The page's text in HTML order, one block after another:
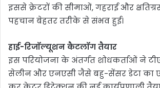
इससे क्रेटरों की सीमाओं, गहराई और
पहचान बेहतर तरीके से संभव हुई।
हाई-रिजॉल्यूशन कैटलॉग तैयार
इस परियोजना के अंतर्गत शोधकर्ताओं ने
सेलीन और एनएसी जैसे बहु-सेंसर डेटा का